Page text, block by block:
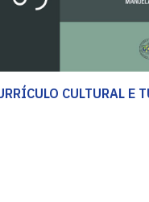
CULTURAL E